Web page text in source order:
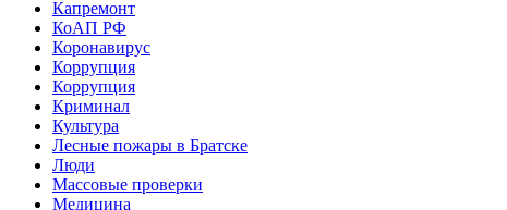
Капремонт
КоАП РФ
Коронавирус
Коррупция
Коррупция
Криминал
Культура
Лесные пожары в Братске
Люди
Массовые проверки
Медицина